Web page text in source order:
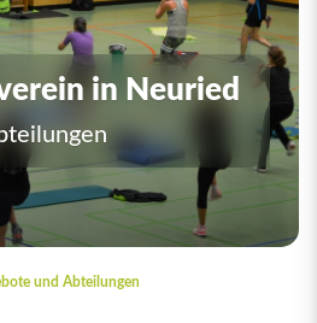
in Neuried
und Abteilungen